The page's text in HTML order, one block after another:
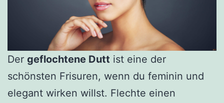
Der geflochtene Dutt ist eine der
schönsten Frisuren, wenn du feminin und
elegant wirken willst. Flechte einen